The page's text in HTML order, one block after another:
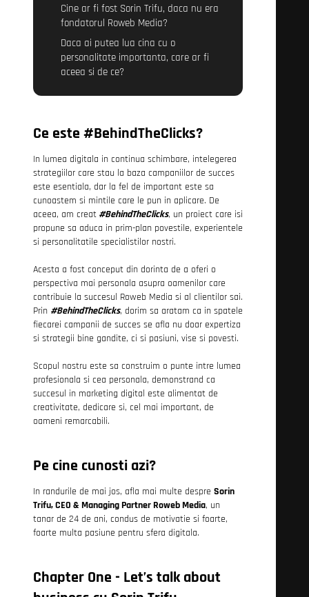
Cine ar fi fost Sorin Trifu, daca nu era
fondatorul Roweb Media?
Daca ai putea lua cina cu o
personalitate importanta, care ar fi
aceea si de ce?
Ce este #BehindTheClicks?
In lumea digitala in continua schimbare, intelegerea
strategiilor care stau la baza campaniilor de succes
este esentiala, dar la fel de important este sa
cunoastem si mintile care le pun in aplicare. De
aceea, am creat #BehindTheClicks, un proiect care isi
propune sa aduca in prim-plan povestile, experientele
si personalitatile specialistilor nostri.
Acesta a fost conceput din dorinta de a oferi o
perspectiva mai personala asupra oamenilor care
contribuie la succesul Roweb Media si al clientilor sai.
Prin #BehindTheClicks, dorim sa aratam ca in spatele
fiecarei campanii de succes se afla nu doar expertiza
si strategii bine gandite, ci si pasiuni, vise si povesti.
Scopul nostru este sa construim o punte intre lumea
profesionala si cea personala, demonstrand ca
succesul in marketing digital este alimentat de
creativitate, dedicare si, cel mai important, de
oameni remarcabili.
Pe cine cunosti azi?
In randurile de mai jos, afla mai multe despre Sorin
Trifu, CEO & Managing Partner Roweb Media, un
tanar de 24 de ani, condus de motivatie si foarte,
foarte multa pasiune pentru sfera digitala.
Chapter One - Let’s talk about